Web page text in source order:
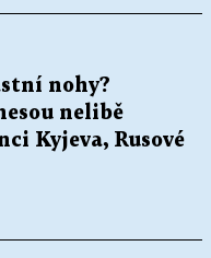
nohy?
nelibě
Kyjeva, Rusové